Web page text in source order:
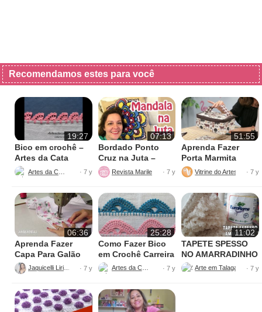
Recomendamos estes para você
19:27
Bico em crochê –
Artes da Cata
· 7 y
07:13
Bordado Ponto
Cruz na Juta –
Fácil de Fazer
Revista Marileny Ponto Cruz
· 7 y
51:55
Aprenda Fazer
Porta Marmita
Térmica
Vitrine do Artesanato
· 7 y
06:36
Aprenda Fazer
Capa Para Galão
de Água – 20 litros
Jaquicelli Liriane · 7 y
25:28
Como Fazer Bico
em Crochê Carreira
Única
Artes da Cata · 7 y
11:02
TAPETE SPESSO
NO AMARRADINHO
PERFEITO
· 7 y